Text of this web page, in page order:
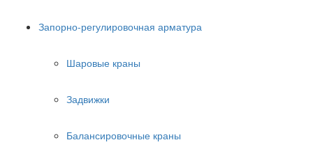
Запорно-регулировочная арматура
Шаровые краны
Задвижки
Балансировочные краны